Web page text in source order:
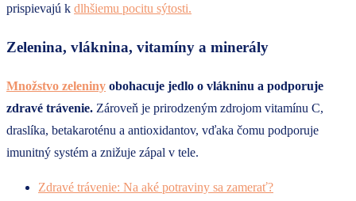
prispievajú k dlhšiemu pocitu sýtosti.
Zelenina, vláknina, vitamíny a minerály
Množstvo zeleniny obohacuje jedlo o vlákninu a podporuje
zdravé trávenie. Zároveň je prirodzeným zdrojom vitamínu C,
draslíka, betakaroténu a antioxidantov, vďaka čomu podporuje
imunitný systém a znižuje zápal v tele.
Zdravé trávenie: Na aké potraviny sa zamerať?